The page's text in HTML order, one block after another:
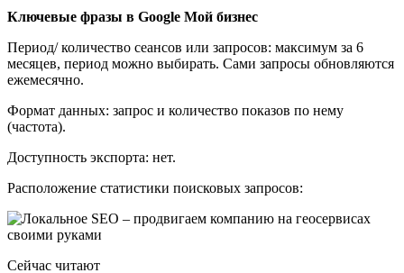
Ключевые фразы в Google Мой бизнес
Период/ количество сеансов или запросов: максимум за 6
месяцев, период можно выбирать. Сами запросы обновляются
ежемесячно.
Формат данных: запрос и количество показов по нему
(частота).
Доступность экспорта: нет.
Расположение статистики поисковых запросов:
Сейчас читают